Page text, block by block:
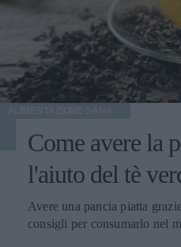
Come avere la
l'aiuto del tè
Avere una pancia piatta
consigli per consumarlo nel